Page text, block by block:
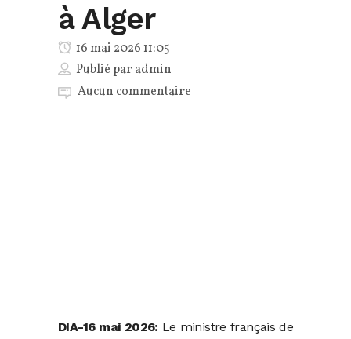
à Alger
16 mai 2026 11:05
Publié paradmin
Aucun commentaire
DIA-16 mai 2026: Le ministre français de